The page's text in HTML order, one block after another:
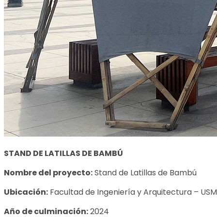
STAND DE LATILLAS DE BAMBÚ
Nombre del proyecto:Stand de Latillas de Bambú
Ubicación: Facultad de Ingeniería y Arquitectura –
Año de culminación:2024